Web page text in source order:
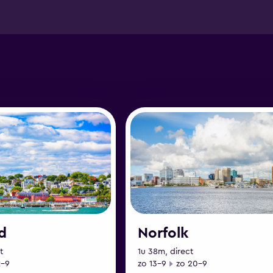
9
Norfolk
1u 38m, direct
Startdatum
zo 13-9 Einddatum
zo 20-9